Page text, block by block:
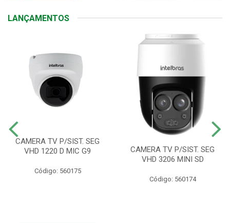
LANÇAMENTOS
CAMERA TV P/SIST. SEG
VHD 1220 D MIC G9
Código: 560175
CAMERA TV P/SIST. SEG
VHD 3206 MINI SD
Código: 560174